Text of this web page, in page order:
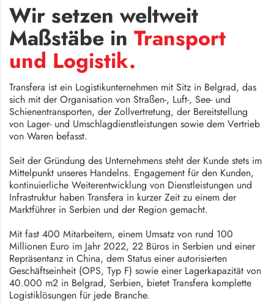
Wir setzen weltweit
Maßstäbe in Transport
und Logistik.
Transfera ist ein Logistikunternehmen mit Sitz in Belgrad, das
sich mit der Organisation von Straßen-, Luft-, See- und
Schienentransporten, der Zollvertretung, der Bereitstellung
von Lager- und Umschlagdienstleistungen sowie dem Vertrieb
von Waren befasst.
Seit der Gründung des Unternehmens steht der Kunde stets im
Mittelpunkt unseres Handelns. Engagement für den Kunden,
kontinuierliche Weiterentwicklung von Dienstleistungen und
Infrastruktur haben Transfera in kurzer Zeit zu einem der
Marktführer in Serbien und der Region gemacht.
Mit fast 400 Mitarbeitern, einem Umsatz von rund 100
Millionen Euro im Jahr 2022, 22 Büros in Serbien und einer
Repräsentanz in China, dem Status einer autorisierten
Geschäftseinheit (OPS, Typ F) sowie einer Lagerkapazität von
40.000 m2 in Belgrad, Serbien, bietet Transfera komplette
Logistiklösungen für jede Branche.